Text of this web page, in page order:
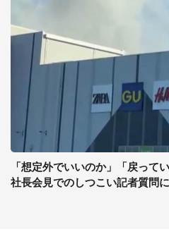
「想定外でいいのか」「戻って
社長会見でのしつこい記者質問